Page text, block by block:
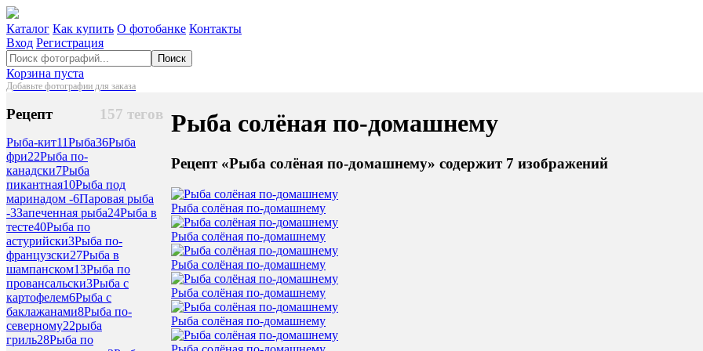
Каталог Как купить О фотобанке Контакты
Вход Регистрация
Поиск
Корзина пуста
Добавьте фотографии для заказа
157 тегов
Рецепт
Рыба-кит11Рыба36Рыба
фри22Рыба по-
канадски7Рыба
пикантная10Рыба под
маринадом -6Паровая рыба
-3Запеченная рыба24Рыба в
тесте40Рыба по
астурийски3Рыба по-
французски27Рыба в
шампанском13Рыба по
провансальски3Рыба с
картофелем6Рыба с
баклажанами8Рыба по-
северному22рыба
гриль28Рыба по
Рыба солёная по-домашнему
Рецепт «Рыба солёная по-домашнему» содержит 7 изображений
Рыба солёная по-домашнему
Рыба солёная по-домашнему
Рыба солёная по-домашнему
Рыба солёная по-домашнему
Рыба солёная по-домашнему